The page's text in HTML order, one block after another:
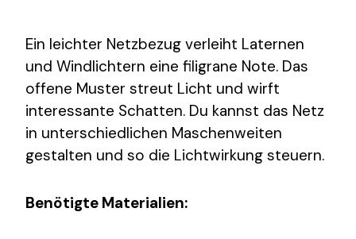
Ein leichter Netzbezug verleiht Laternen
und Windlichtern eine filigrane Note. Das
offene Muster streut Licht und wirft
interessante Schatten. Du kannst das Netz
in unterschiedlichen Maschenweiten
gestalten und so die Lichtwirkung steuern.
Benötigte Materialien: